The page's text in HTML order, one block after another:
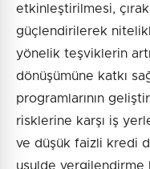
etkinleştirilmesi,
güçlendirilerek
yönelik teşviklerin
dönüşümüne katkı
programlarının
risklerine karşı iş
ve düşük faizli kredi
usulde